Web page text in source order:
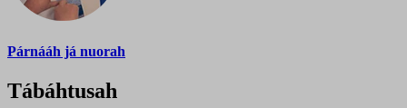
Párnááh já nuorah
Tábáhtusah